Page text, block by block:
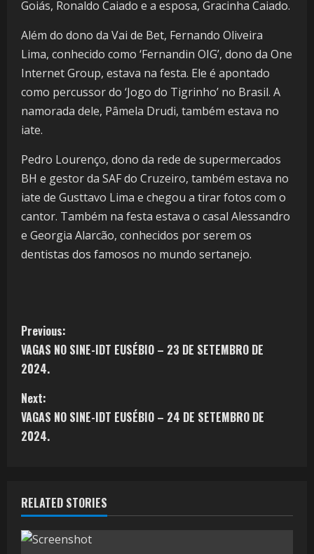
Goiás, Ronaldo Caiado e a esposa, Gracinha Caiado.
Além do dono da Vai de Bet, Fernando Oliveira
Lima, conhecido como ‘Fernandin OIG’, dono da One
Internet Group, estava na festa. Ele é apontado
como percussor do ‘Jogo do Tigrinho’ no Brasil. A
namorada dele, Pâmela Drudi, também estava no
iate.
Pedro Lourenço, dono da rede de supermercados
BH e gestor da SAF do Cruzeiro, também estava no
iate de Gusttavo Lima e chegou a tirar fotos com o
cantor. Também na festa estava o casal Alessandro
e Georgia Alarcão, conhecidos por serem os
dentistas dos famosos no mundo sertanejo.
Previous:
VAGAS NO SINE-IDT EUSÉBIO – 23 DE SETEMBRO DE
2024.
Next:
VAGAS NO SINE-IDT EUSÉBIO – 24 DE SETEMBRO DE
2024.
RELATED STORIES